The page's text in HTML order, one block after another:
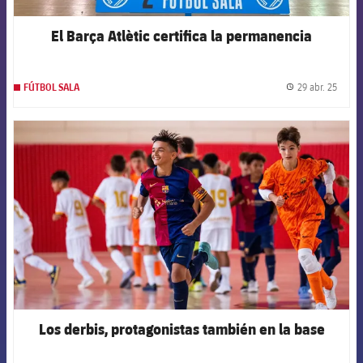
El Barça Atlètic certifica la permanencia
FÚTBOL SALA 29 abr. 25
FCB Barcelona badge
Los derbis, protagonistas también en la base